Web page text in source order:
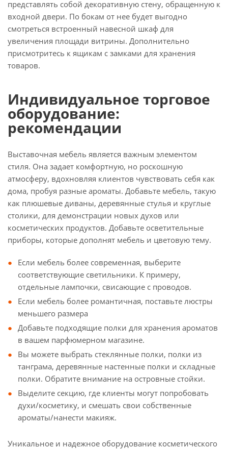
представлять собой декоративную стену, обращенную к
входной двери. По бокам от нее будет выгодно
смотреться встроенный навесной шкаф для
увеличения площади витрины. Дополнительно
присмотритесь к ящикам с замками для хранения
товаров.
Индивидуальное торговое
оборудование:
рекомендации
Выставочная мебель является важным элементом
стиля. Она задает комфортную, но роскошную
атмосферу, вдохновляя клиентов чувствовать себя как
дома, пробуя разные ароматы. Добавьте мебель, такую
как плюшевые диваны, деревянные стулья и круглые
столики, для демонстрации новых духов или
косметических продуктов. Добавьте осветительные
приборы, которые дополнят мебель и цветовую тему.
Если мебель более современная, выберите
соответствующие светильники. К примеру,
отдельные лампочки, свисающие с проводов.
Если мебель более романтичная, поставьте люстры
меньшего размера
Добавьте подходящие полки для хранения ароматов
в вашем парфюмерном магазине.
Вы можете выбрать стеклянные полки, полки из
танграма, деревянные настенные полки и складные
полки. Обратите внимание на островные стойки.
Выделите секцию, где клиенты могут попробовать
духи/косметику, и смешать свои собственные
ароматы/нанести макияж.
Уникальное и надежное оборудование косметического